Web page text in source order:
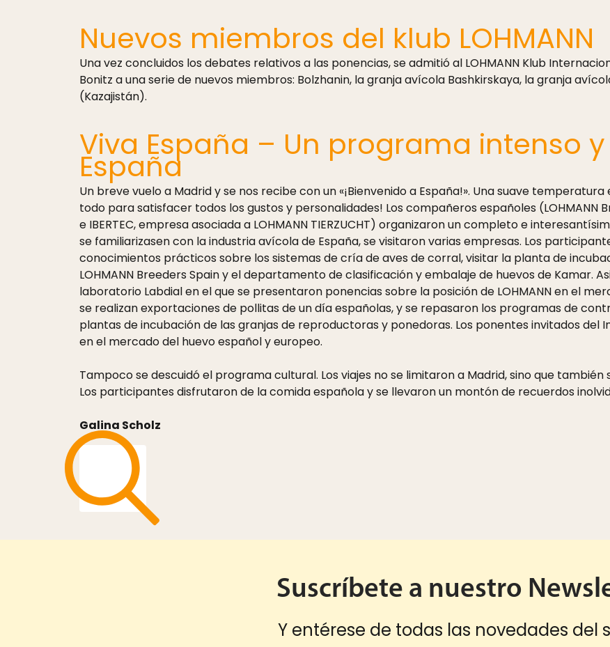
Nuevos miembros del klub LOHMANN
Una vez concluidos los debates relativos a las ponencias, se admitió al LOHMANN Klub
Bonitz a una serie de nuevos miembros: Bolzhanin, la granja avícola Bashkirskaya, la granja
(Kazajistán).
Viva España – Un programa intenso
España
Un breve vuelo a Madrid y se nos recibe con un «¡Bienvenido a España!». Una suave
todo para satisfacer todos los gustos y personalidades! Los compañeros españoles (LOHMANN
e IBERTEC, empresa asociada a LOHMANN TIERZUCHT) organizaron un completo e
se familiarizasen con la industria avícola de España, se visitaron varias empresas. Los
conocimientos prácticos sobre los sistemas de cría de aves de corral, visitar la planta de
LOHMANN Breeders Spain y el departamento de clasificación y embalaje de huevos de Kamar.
laboratorio Labdial en el que se presentaron ponencias sobre la posición de LOHMANN en el
se realizan exportaciones de pollitas de un día españolas, y se repasaron los programas de
plantas de incubación de las granjas de reproductoras y ponedoras. Los ponentes invitados del
en el mercado del huevo español y europeo.
Tampoco se descuidó el programa cultural. Los viajes no se limitaron a Madrid, sino que también
Los participantes disfrutaron de la comida española y se llevaron un montón de recuerdos
Galina Scholz
Suscríbete a nuestro
Y entérese de todas las novedades del